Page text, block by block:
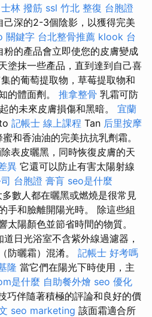
士林 撥筋 ssl 竹北 整復 台胞證
己深的2-3個陰影，以獲得完美
關鍵字 台北整骨推薦 klook 台
粉的產品會立即使您的皮膚變成
塗抹一些產品，直到達到自己喜
的葡萄提取物，草莓提取物和
的體面劑。 推拿整骨 乳霜可防
的未來皮膚損傷和黑暗。 宜蘭
記帳士 線上課程 Tan 后里按摩
和香油油的完美抗抗乳劑霜。
表皮曬黑，同時恢復皮膚的天
異 它還可以防止有害太陽射線
台胞證 膏肓 seo是什麼
多數人都在曬黑或燃燒是很常見
手和臉離開陽光時。 除這些組
太陽顏色並節省時間的物質。
道日光浴室不含紫外線過濾器，
防曬霜）混淆。 記帳士 好考嗎
隆 當它們在陽光下時使用，主
是什麼 自助餐外燴 seo 優化
巧伴隨著積極的評論和良好的價
seo marketing 該面霜適合所